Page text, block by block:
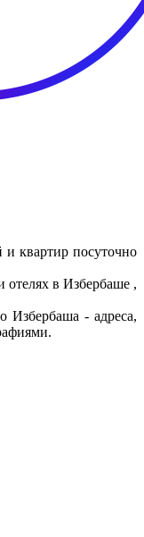
квартир посуточно
отелях в Избербаше ,
Избербаша - адреса,